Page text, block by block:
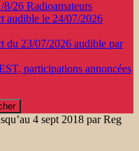
8/26 Radioamateurs
audible le 24/07/2026
du 23/07/2026 audible par
participations annoncées
4 sept 2018 par Reg